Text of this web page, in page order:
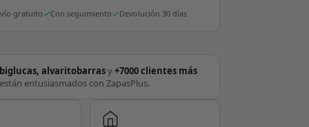
gratuito Con seguimiento Devolución 30 días
biglucas, alvaritobarrasy+7000 clientes más
están entusiasmados con ZapasPlus.